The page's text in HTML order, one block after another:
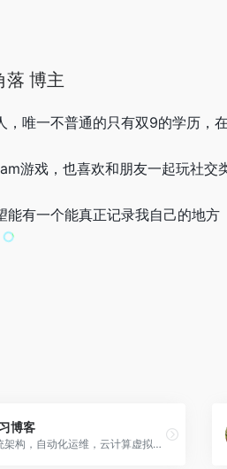
落 博主
，唯一不普通的只有双9的学历，
游戏，也喜欢和朋友一起玩社交
能有一个能真正记录我自己的地方
博客
linux运维,系统架构，自动化运维，云计算虚拟化，数据库，编程开发，IT技术博客，经验分享，国学以及传统文化